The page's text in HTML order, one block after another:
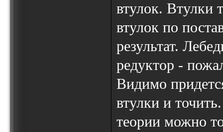
втулок. Втулки
втулок по
результат.
редуктор -
Видимо
втулки и
теории можно